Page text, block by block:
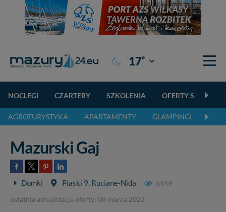
17° Giżycko
NOCLEGI CZARTERY SZKOLENIA OFERTY
AGROTURYSTYKA APARTAMENTY GLAMPINGI
Mazurski Gaj
Domki Piaski 9, Ruciane-Nida
6449
ostatnia aktualizacja oferty: 08 marca 2022